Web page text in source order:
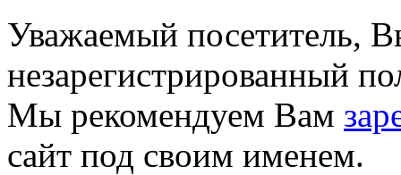
Уважаемый посетитель,
незарегистрированный
Мы рекомендуем Вам
сайт под своим именем.